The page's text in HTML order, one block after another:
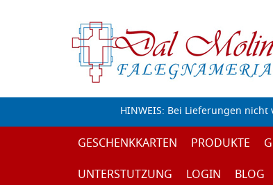
HINWEIS: Bei Lieferungen
GESCHENKKARTEN PRODUKTE
UNTERSTUTZUNG
LOGIN BLOG